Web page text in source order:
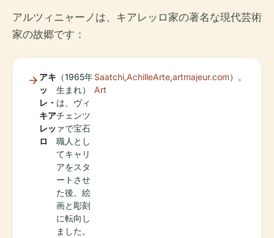
アルツィニャーノは、キアレッロ家の著名な現代芸術
家の故郷です：
アキ
ッ
レ・
キア
レッ
ロ
（1965年
生まれ）
は、ヴィ
チェンツ
ァで宝石
職人とし
てキャリ
アをスタ
ートさせ
た後、絵
画と彫刻
に転向し
ました。
Saatchi
Art
,AchilleArte,artmajeur.com）。